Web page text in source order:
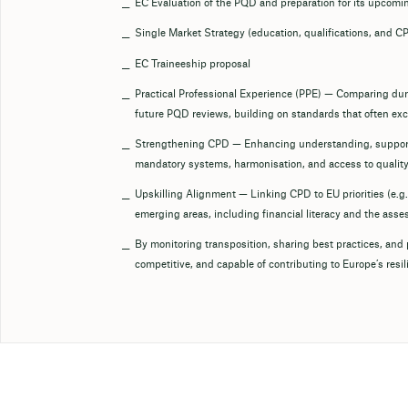
EC Evaluation of the PQD and preparation for its
Single Market Strategy (education, qualifications, and
EC Traineeship proposal
Practical Professional Experience (PPE) — Comparing
future PQD reviews, building on standards that often
Strengthening CPD — Enhancing understanding,
mandatory systems, harmonisation, and access to
Upskilling Alignment — Linking CPD to EU priorities
emerging areas, including financial literacy and the
By monitoring transposition, sharing best practices,
competitive, and capable of contributing to Europe’s